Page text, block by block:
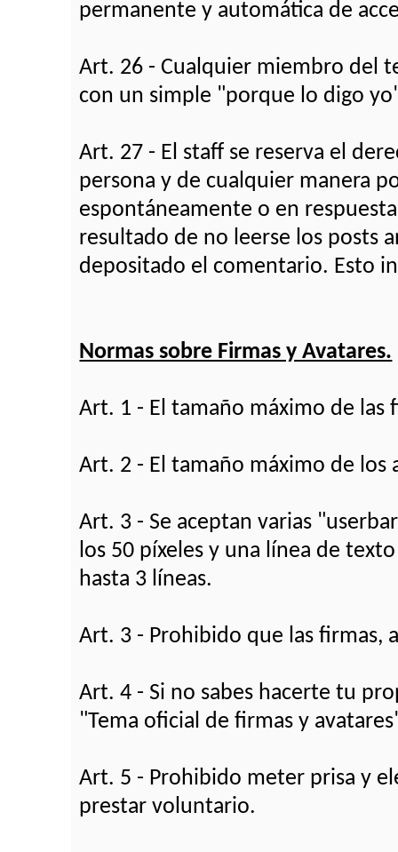
permanente y automática de
Art. 26 - Cualquier miembro del
con un simple "porque lo digo
Art. 27 - El staff se reserva el
persona y de cualquier manera
espontáneamente o en
resultado de no leerse los posts
depositado el comentario. Esto
Normas sobre Firmas y Avatares.
Art. 1 - El tamaño máximo de las
Art. 2 - El tamaño máximo de los
Art. 3 - Se aceptan varias
los 50 píxeles y una línea de
hasta 3 líneas.
Art. 3 - Prohibido que las firmas,
Art. 4 - Si no sabes hacerte tu
"Tema oficial de firmas y
Art. 5 - Prohibido meter prisa y
prestar voluntario.